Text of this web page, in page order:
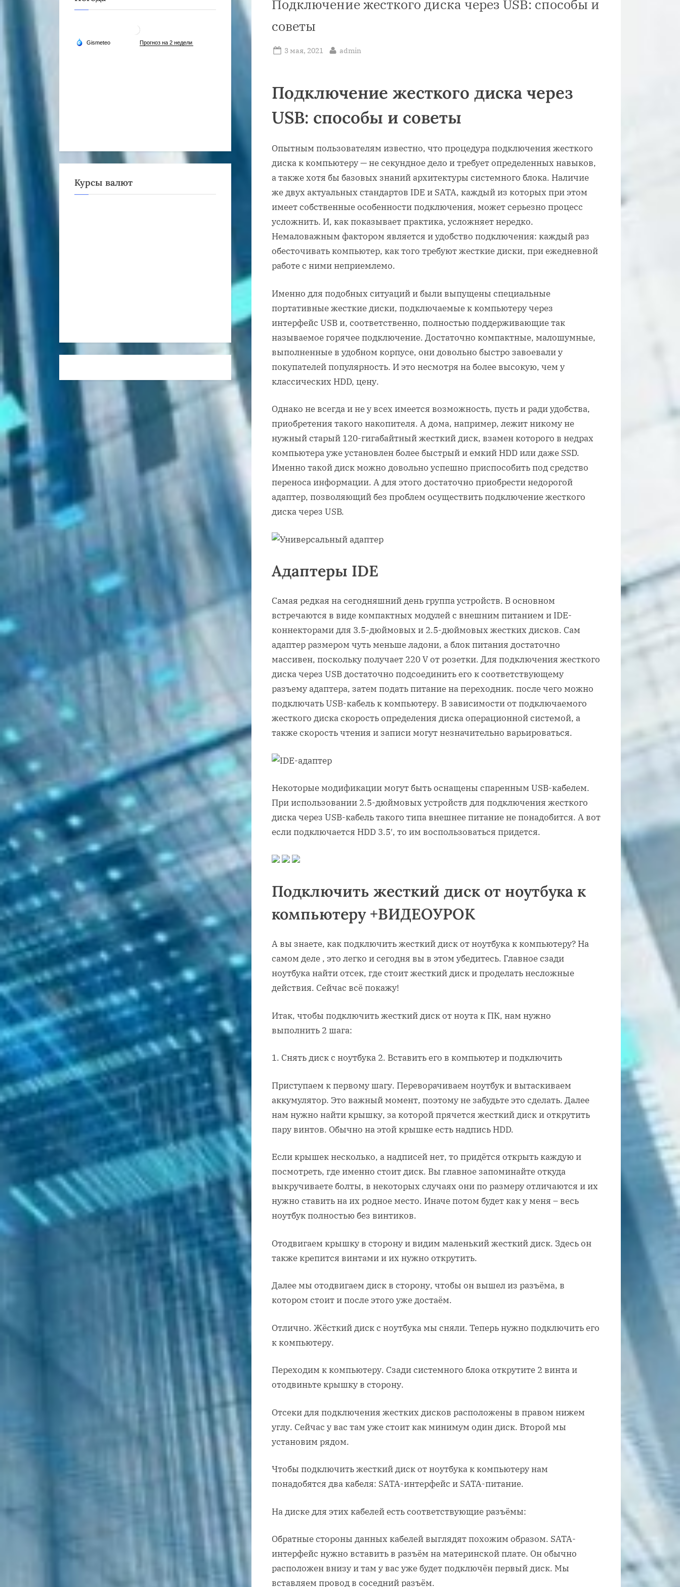
Подключение жесткого диска через USB: способы и
советы
Posted
3 мая, 2021 By
admin
Подключение жесткого диска через
USB: способы и советы
Опытным пользователям известно, что процедура подключения жесткого
диска к компьютеру — не секундное дело и требует определенных навыков,
а также хотя бы базовых знаний архитектуры системного блока. Наличие
же двух актуальных стандартов IDE и SATA, каждый из которых при этом
имеет собственные особенности подключения, может серьезно процесс
усложнить. И, как показывает практика, усложняет нередко.
Немаловажным фактором является и удобство подключения: каждый раз
обесточивать компьютер, как того требуют жесткие диски, при ежедневной
работе с ними неприемлемо.
Именно для подобных ситуаций и были выпущены специальные
портативные жесткие диски, подключаемые к компьютеру через
интерфейс USB и, соответственно, полностью поддерживающие так
называемое горячее подключение. Достаточно компактные, малошумные,
выполненные в удобном корпусе, они довольно быстро завоевали у
покупателей популярность. И это несмотря на более высокую, чем у
классических HDD, цену.
Однако не всегда и не у всех имеется возможность, пусть и ради удобства,
приобретения такого накопителя. А дома, например, лежит никому не
нужный старый 120-гигабайтный жесткий диск, взамен которого в недрах
компьютера уже установлен более быстрый и емкий HDD или даже SSD.
Именно такой диск можно довольно успешно приспособить под средство
переноса информации. А для этого достаточно приобрести недорогой
адаптер, позволяющий без проблем осуществить подключение жесткого
диска через USB.
Адаптеры IDE
Самая редкая на сегодняшний день группа устройств. В основном
встречаются в виде компактных модулей с внешним питанием и IDE-
коннекторами для 3.5-дюймовых и 2.5-дюймовых жестких дисков. Сам
адаптер размером чуть меньше ладони, а блок питания достаточно
массивен, поскольку получает 220 V от розетки. Для подключения жесткого
диска через USB достаточно подсоединить его к соответствующему
разъему адаптера, затем подать питание на переходник. после чего можно
подключать USB-кабель к компьютеру. В зависимости от подключаемого
жесткого диска скорость определения диска операционной системой, а
также скорость чтения и записи могут незначительно варьироваться.
Некоторые модификации могут быть оснащены спаренным USB-кабелем.
При использовании 2.5-дюймовых устройств для подключения жесткого
диска через USB-кабель такого типа внешнее питание не понадобится. А вот
если подключается HDD 3.5′, то им воспользоваться придется.
Подключить жесткий диск от ноутбука к
компьютеру +ВИДЕОУРОК
А вы знаете, как подключить жесткий диск от ноутбука к компьютеру? На
самом деле , это легко и сегодня вы в этом убедитесь. Главное сзади
ноутбука найти отсек, где стоит жесткий диск и проделать несложные
действия. Сейчас всё покажу!
Итак, чтобы подключить жесткий диск от ноута к ПК, нам нужно
выполнить 2 шага:
1. Снять диск с ноутбука 2. Вставить его в компьютер и подключить
Приступаем к первому шагу. Переворачиваем ноутбук и вытаскиваем
аккумулятор. Это важный момент, поэтому не забудьте это сделать. Далее
нам нужно найти крышку, за которой прячется жесткий диск и открутить
пару винтов. Обычно на этой крышке есть надпись HDD.
Если крышек несколько, а надписей нет, то придётся открыть каждую и
посмотреть, где именно стоит диск. Вы главное запоминайте откуда
выкручиваете болты, в некоторых случаях они по размеру отличаются и их
нужно ставить на их родное место. Иначе потом будет как у меня – весь
ноутбук полностью без винтиков.
Отодвигаем крышку в сторону и видим маленький жесткий диск. Здесь он
также крепится винтами и их нужно открутить.
Далее мы отодвигаем диск в сторону, чтобы он вышел из разъёма, в
котором стоит и после этого уже достаём.
Отлично. Жёсткий диск с ноутбука мы сняли. Теперь нужно подключить его
к компьютеру.
Переходим к компьютеру. Сзади системного блока открутите 2 винта и
отодвиньте крышку в сторону.
Отсеки для подключения жестких дисков расположены в правом нижем
углу. Сейчас у вас там уже стоит как минимум один диск. Второй мы
установим рядом.
Чтобы подключить жесткий диск от ноутбука к компьютеру нам
понадобятся два кабеля: SATA-интерфейс и SATA-питание.
На диске для этих кабелей есть соответствующие разъёмы:
Обратные стороны данных кабелей выглядят похожим образом. SATA-
интерфейс нужно вставить в разъём на материнской плате. Он обычно
расположен внизу и там у вас уже будет подключён первый диск. Мы
вставляем провод в соседний разъём.
Курсы валют